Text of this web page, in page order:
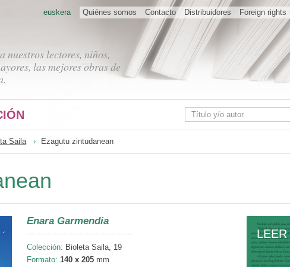
nuestros lectores, niños,
las mejores obras de
Quiénes somos Contacto Distribuidores Foreign rights
euskera
Saila Ezagutu zintudanean
Enara Garmendia
Colección: Bioleta Saila, 19
Formato: 140 x 205 mm